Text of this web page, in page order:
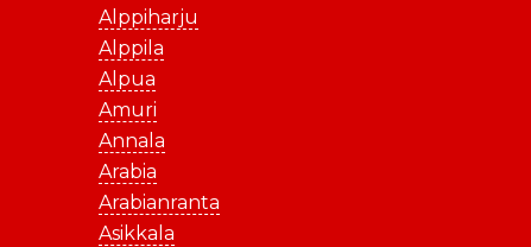
Alppiharju
Alppila
Alpua
Amuri
Annala
Arabia
Arabianranta
Asikkala